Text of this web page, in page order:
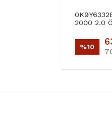
2000 2.0
%10